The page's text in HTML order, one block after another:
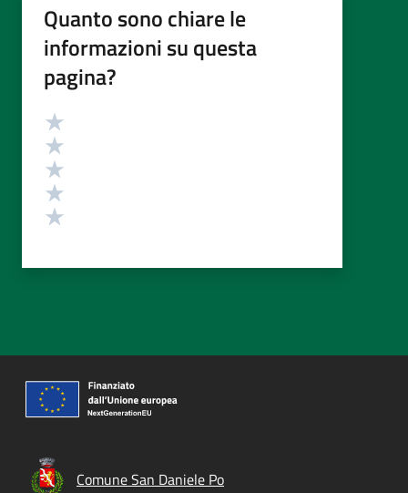
Quanto sono chiare le
informazioni su questa
pagina?
Valutazione
Comune San Daniele Po